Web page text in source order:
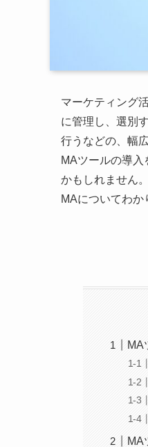
マーケティング
に管理し、選別
行うなどの、幅
MAツールの導
かもしれません。
MAについてわか
MA
MA